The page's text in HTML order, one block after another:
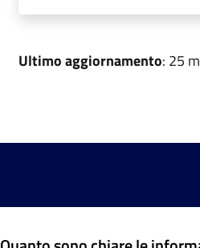
Ultimo aggiornamento: 25